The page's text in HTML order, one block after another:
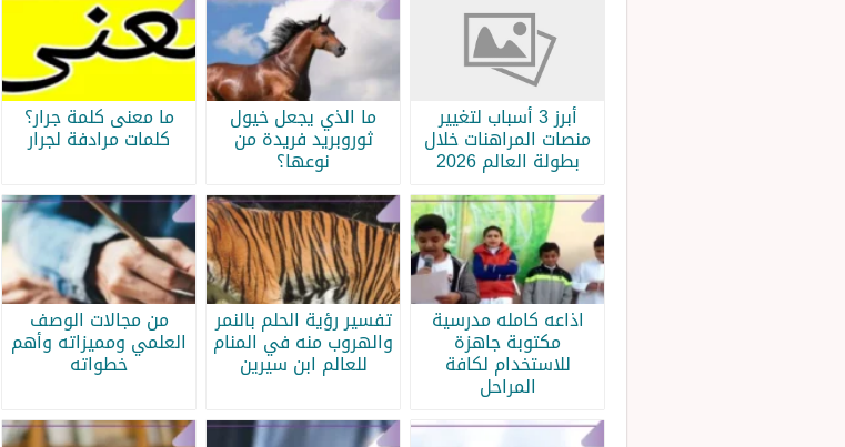
أبرز 3 أسباب لتغيير
منصات المراهنات خلال
بطولة العالم 2026
ما الذي يجعل خيول
ثوروبريد فريدة من
نوعها؟
ما معنى كلمة جرار؟
كلمات مرادفة لجرار
اذاعه كامله مدرسية
مكتوبة جاهزة
للاستخدام لكافة
المراحل
تفسير رؤية الحلم بالنمر
والهروب منه في المنام
للعالم ابن سيرين
من مجالات الوصف
العلمي ومميزاته وأهم
خطواته